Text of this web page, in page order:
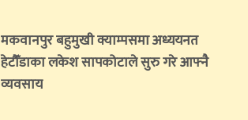
मकवानपुर बहुमुखी क्याम्पसमा अध्ययनत
हेटौँडाका लकेश सापकोटाले सुरु गरे आफ्नै
व्यवसाय